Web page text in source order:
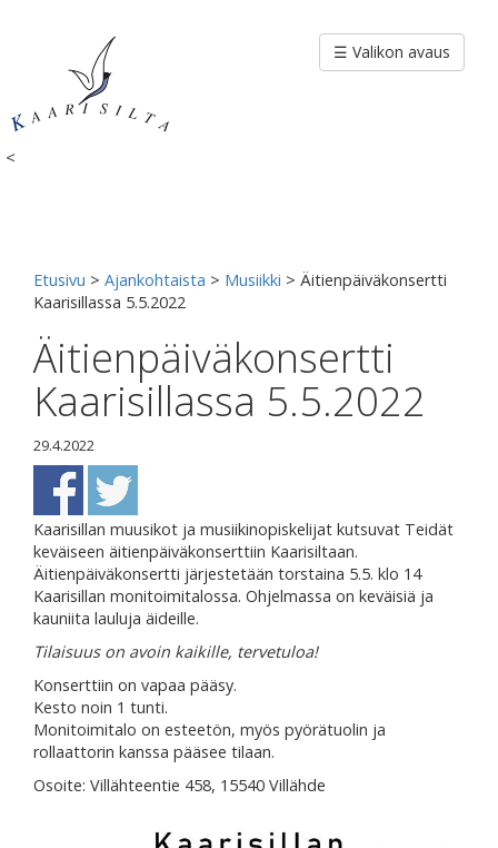
<
☰ Valikon avaus
Etusivu > Ajankohtaista > Musiikki > Äitienpäiväkonsertti
Kaarisillassa 5.5.2022
Äitienpäiväkonsertti
Kaarisillassa 5.5.2022
29.4.2022
Kaarisillan muusikot ja musiikinopiskelijat kutsuvat Teidät
keväiseen äitienpäiväkonserttiin Kaarisiltaan.
Äitienpäiväkonsertti järjestetään torstaina 5.5. klo 14
Kaarisillan monitoimitalossa. Ohjelmassa on keväisiä ja
kauniita lauluja äideille.
Tilaisuus on avoin kaikille, tervetuloa!
Konserttiin on vapaa pääsy.
Kesto noin 1 tunti.
Monitoimitalo on esteetön, myös pyörätuolin ja
rollaattorin kanssa pääsee tilaan.
Osoite: Villähteentie 458, 15540 Villähde